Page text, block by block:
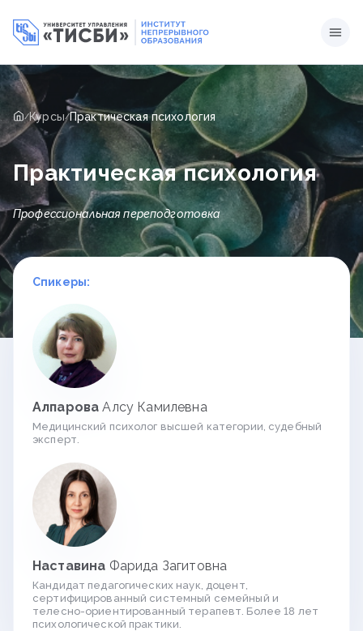
/Курсы/Практическая психология
Практическая психология
Профессиональная переподготовка
Спикеры:
Алпарова Алсу Камилевна
Медицинский психолог высшей категории, судебный
эксперт.
Наставина Фарида Загитовна
Кандидат педагогических наук, доцент,
сертифицированный системный семейный и
телесно-ориентированный терапевт. Более 18 лет
психологической практики.